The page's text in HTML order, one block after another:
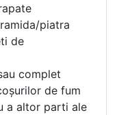
piatra
de
complet
de fum
a altor parti ale